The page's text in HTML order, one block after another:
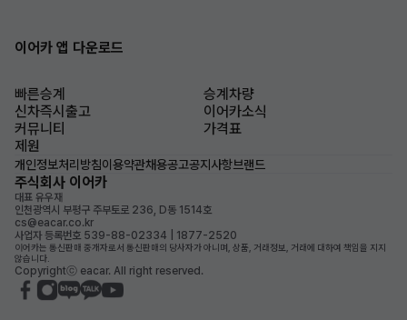
이어카 앱 다운로드
빠른승계
승계차량
신차즉시출고
이어카소식
커뮤니티
가격표
제원
개인정보처리방침이용약관채용공고공지사항브랜드
주식회사 이어카
대표 유우재
인천광역시 부평구 주부토로 236, D동 1514호
cs@eacar.co.kr
사업자 등록번호 539-88-02334 | 1877-2520
이어카는 통신판매 중개자로서 통신판매의 당사자가 아니며, 상품, 거래정보, 거래에 대하여 책임을 지지
않습니다.
Copyrightⓒ eacar. All right reserved.